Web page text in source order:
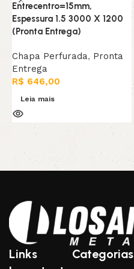
Entrecentro=15mm,
Espessura 1.5 3000 X 1200
(Pronta Entrega)
Chapa Perfurada, Pronta
Entrega
R$ 646,00
Leia mais
Links
Categorias